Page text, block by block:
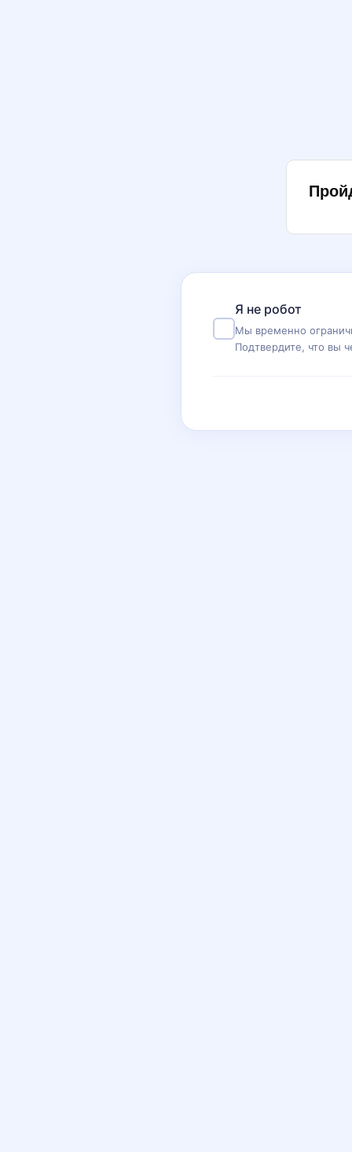
Я не робот
Мы временно
Подтвердите, что вы